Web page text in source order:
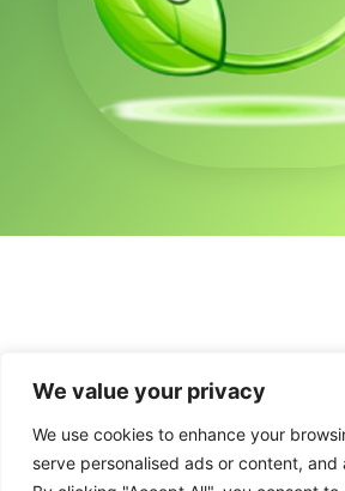
We value your privacy
We use cookies to enhance your
serve personalised ads or content, and